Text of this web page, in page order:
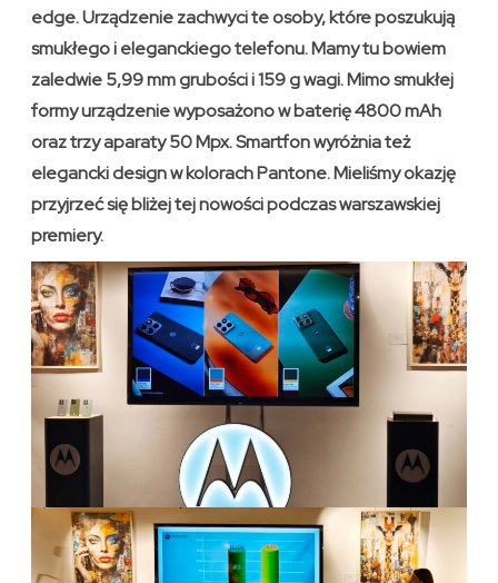
edge. Urządzenie zachwyci te osoby, które poszukują
smukłego i eleganckiego telefonu. Mamy tu bowiem
zaledwie 5,99 mm grubości i 159 g wagi. Mimo smukłej
formy urządzenie wyposażono w baterię 4800 mAh
oraz trzy aparaty 50 Mpx. Smartfon wyróżnia też
elegancki design w kolorach Pantone. Mieliśmy okazję
przyjrzeć się bliżej tej nowości podczas warszawskiej
premiery.